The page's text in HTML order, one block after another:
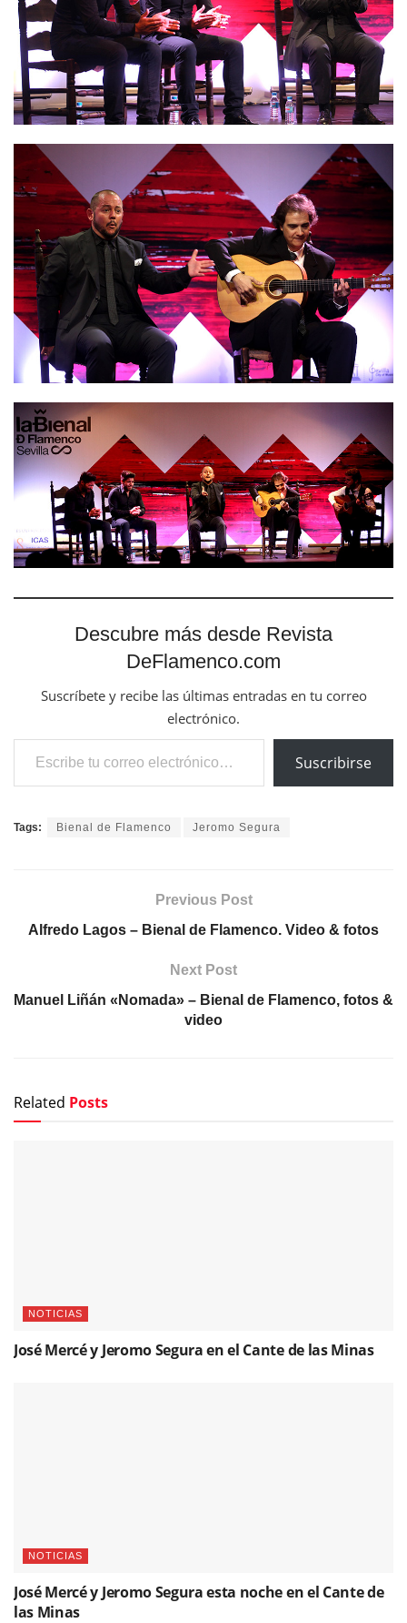
Descubre más desde Revista
DeFlamenco.com
Suscríbete y recibe las últimas entradas en tu correo
electrónico.
Escribe tu correo electrónico…
Suscribirse
Tags: Bienal de Flamenco Jeromo Segura
Previous Post
Alfredo Lagos – Bienal de Flamenco. Video & fotos
Next Post
Manuel Liñán «Nomada» – Bienal de Flamenco, fotos &
video
Related Posts
NOTICIAS
José Mercé y Jeromo Segura en el Cante de las Minas
NOTICIAS
José Mercé y Jeromo Segura esta noche en el Cante de
las Minas